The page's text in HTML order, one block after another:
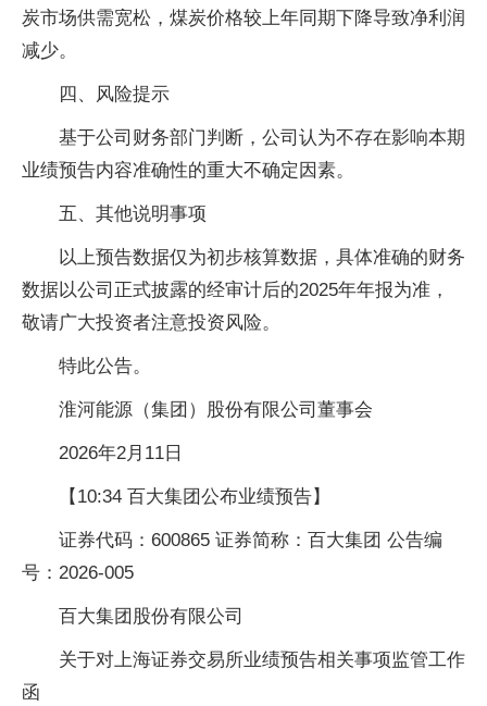
炭市场供需宽松，煤炭价格较上年同期下降导致净利润
减少。
四、风险提示
基于公司财务部门判断，公司认为不存在影响本期
业绩预告内容准确性的重大不确定因素。
五、其他说明事项
以上预告数据仅为初步核算数据，具体准确的财务
数据以公司正式披露的经审计后的2025年年报为准，
敬请广大投资者注意投资风险。
特此公告。
淮河能源（集团）股份有限公司董事会
2026年2月11日
【10:34 百大集团公布业绩预告】
证券代码：600865 证券简称：百大集团 公告编
号：2026-005
百大集团股份有限公司
关于对上海证券交易所业绩预告相关事项监管工作
函